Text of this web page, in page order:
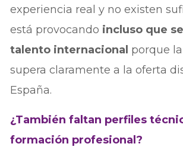
experiencia real y no existen
está provocando incluso que
talento internacional porque
supera claramente a la oferta
España.
¿También faltan perfiles
formación profesional?